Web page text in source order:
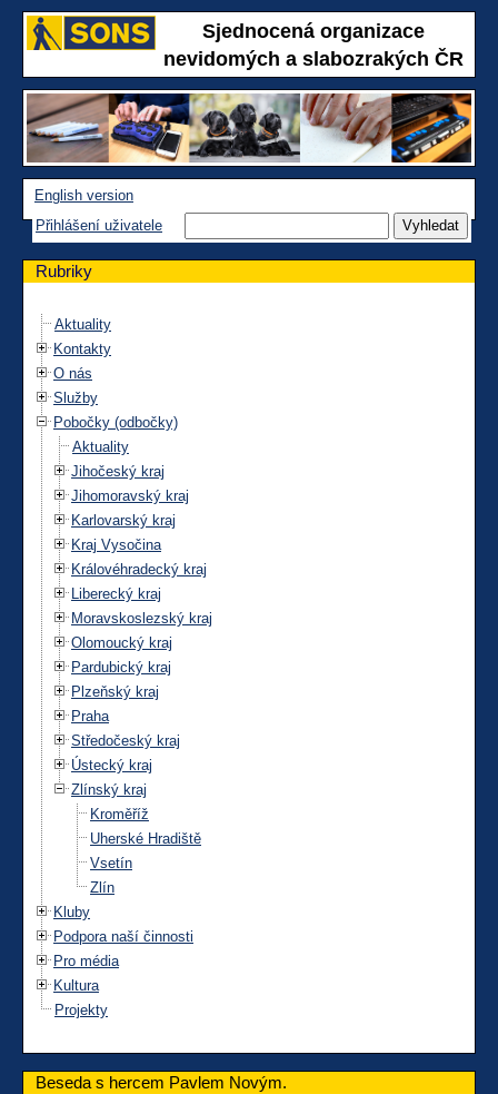
Sjednocená organizace
nevidomých a slabozrakých ČR
English version
Přihlášení uživatele
Rubriky
Aktuality
Kontakty
O nás
Služby
Pobočky (odbočky)
Aktuality
Jihočeský kraj
Jihomoravský kraj
Karlovarský kraj
Kraj Vysočina
Královéhradecký kraj
Liberecký kraj
Moravskoslezský kraj
Olomoucký kraj
Pardubický kraj
Plzeňský kraj
Praha
Středočeský kraj
Ústecký kraj
Zlínský kraj
Kroměříž
Uherské Hradiště
Vsetín
Zlín
Kluby
Podpora naší činnosti
Pro média
Kultura
Projekty
Beseda s hercem Pavlem Novým.